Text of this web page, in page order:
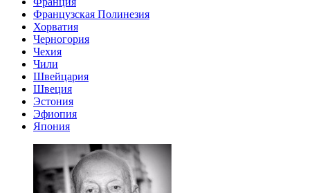
Французская Полинезия
Хорватия
Черногория
Чехия
Чили
Швейцария
Швеция
Эстония
Эфиопия
Япония